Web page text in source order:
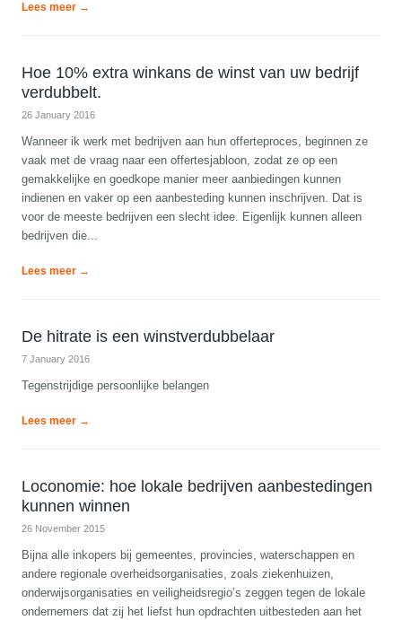
Lees meer →
Hoe 10% extra winkans de winst van uw bedrijf
verdubbelt.
26 January 2016
Wanneer ik werk met bedrijven aan hun offerteproces, beginnen ze
vaak met de vraag naar een offertesjabloon, zodat ze op een
gemakkelijke en goedkope manier meer aanbiedingen kunnen
indienen en vaker op een aanbesteding kunnen inschrijven. Dat is
voor de meeste bedrijven een slecht idee. Eigenlijk kunnen alleen
bedrijven die...
Lees meer →
De hitrate is een winstverdubbelaar
7 January 2016
Tegenstrijdige persoonlijke belangen
Lees meer →
Loconomie: hoe lokale bedrijven aanbestedingen
kunnen winnen
26 November 2015
Bijna alle inkopers bij gemeentes, provincies, waterschappen en
andere regionale overheidsorganisaties, zoals ziekenhuizen,
onderwijsorganisaties en veiligheidsregio’s zeggen tegen de lokale
ondernemers dat zij het liefst hun opdrachten uitbesteden aan het